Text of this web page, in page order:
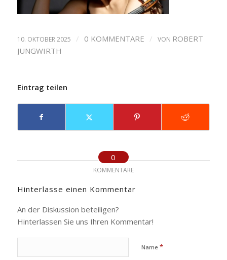
10. OKTOBER 2025 / 0 KOMMENTARE / VON ROBERT
JUNGWIRTH
Eintrag teilen
0
KOMMENTARE
Hinterlasse einen Kommentar
An der Diskussion beteiligen?
Hinterlassen Sie uns Ihren Kommentar!
Name *